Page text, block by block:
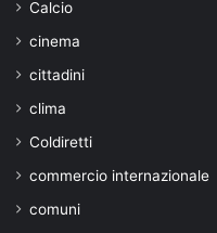
Calcio
cinema
cittadini
clima
Coldiretti
commercio internazionale
comuni